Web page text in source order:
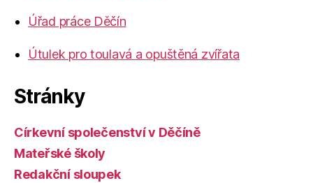
Úřad práce Děčín
Útulek pro toulavá a opuštěná zvířata
Stránky
Církevní společenství v Děčíně
Mateřské školy
Redakční sloupek